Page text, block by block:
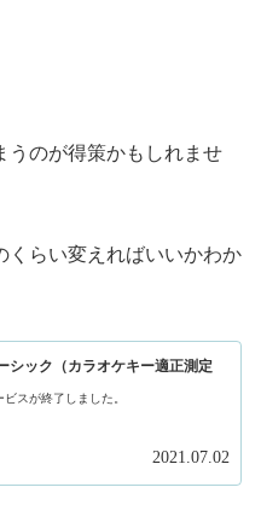
うのが得策かもしれませ
くらい変えればいいかわか
シック（カラオケキー適正測定
スが終了しました。
2021.07.02